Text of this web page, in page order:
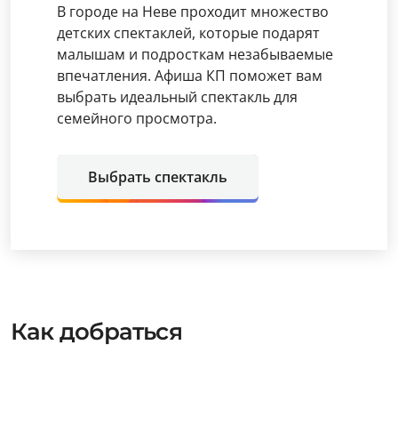
В городе на Неве проходит множество
детских спектаклей, которые подарят
малышам и подросткам незабываемые
впечатления. Афиша КП поможет вам
выбрать идеальный спектакль для
семейного просмотра.
Выбрать спектакль
Как добраться